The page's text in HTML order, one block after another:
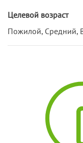
Целевой возраст
Пожилой, Средний,